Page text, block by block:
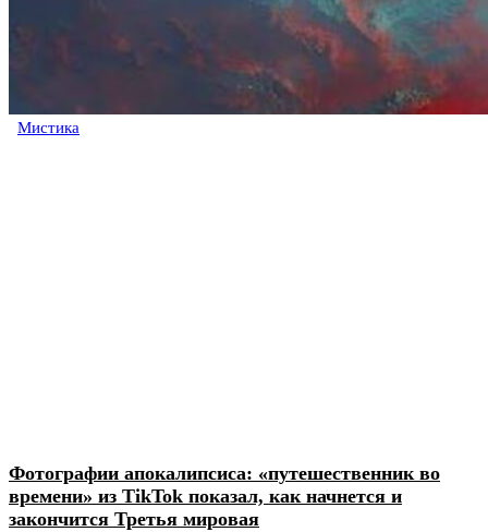
Мистика
Фотографии апокалипсиса: «путешественник во
времени» из TikTok показал, как начнется и
закончится Третья мировая